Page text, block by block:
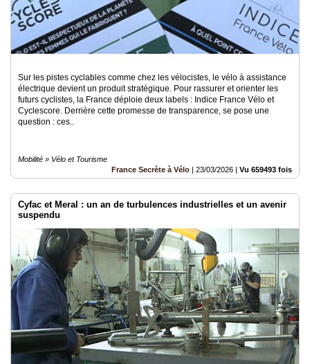
Sur les pistes cyclables comme chez les vélocistes, le vélo à assistance
électrique devient un produit stratégique. Pour rassurer et orienter les
futurs cyclistes, la France déploie deux labels : Indice France Vélo et
Cyclescore. Derrière cette promesse de transparence, se pose une
question : ces..
Mobilité » Vélo et Tourisme
France Secrète à Vélo | 23/03/2026 | Vu 659493 fois
Cyfac et Meral : un an de turbulences industrielles et un avenir
suspendu